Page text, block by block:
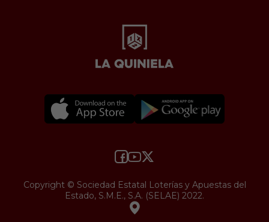
Copyright © Sociedad Estatal Loterías y Apuestas del
Estado, S.M.E., S.A. (SELAE) 2022.